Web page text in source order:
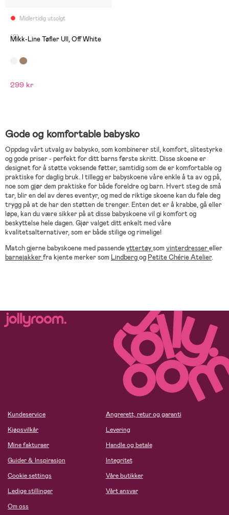
Midlertidig utsolgt
(0)
Mikk-Line Tøfler Ull, Off White
299 kr
Gode og komfortable babysko
Oppdag vårt utvalg av babysko, som kombinerer stil, komfort, slitestyrke
og gode priser - perfekt for ditt barns første skritt. Disse skoene er
designet for å støtte voksende føtter, samtidig som de er komfortable og
praktiske for daglig bruk. I tillegg er babyskoene våre enkle å ta av og på,
noe som gjør dem praktiske for både foreldre og barn. Hvert steg de små
tar, blir en del av deres eventyr, og med de riktige skoene kan du føle deg
trygg på at de har den støtten de trenger. Enten det er å krabbe, gå eller
løpe, kan du være sikker på at disse babyskoene vil gi komfort og
beskyttelse hele dagen. Gjør valget ditt enkelt med våre
kvalitetsalternativer, som er både stilige og rimelige!
Match gjerne babyskoene med passendeyttertøysom vinterdressereller
barnejakkerfra kjente merker som Lindbergog Petite Chérie Atelier.
Kundeservice
Kjøpsvilkår
Mine fakturaer
Guider & Inspirasjon
Cookie settings
Ledige stillinger
Om oss
Angrerett, retur og garanti
Levering
Handle og betale
Integritet
Våre butikker
Vårt ansvar